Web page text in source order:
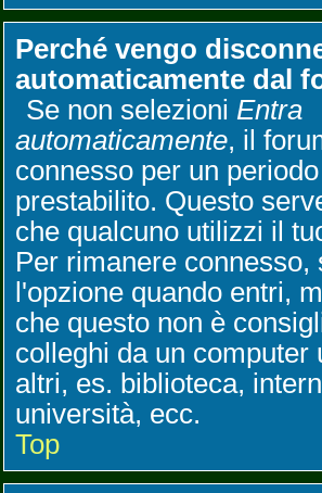
Perché vengo
automaticamente dal
Se non selezioni Entra
automaticamente, il
connesso per un periodo
prestabilito. Questo
che qualcuno utilizzi il
Per rimanere connesso,
l'opzione quando entri,
che questo non è
colleghi da un computer
altri, es. biblioteca,
università, ecc.
Top